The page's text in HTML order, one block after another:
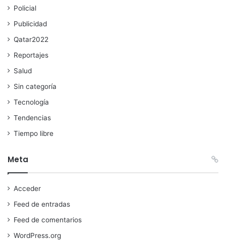
Policial
Publicidad
Qatar2022
Reportajes
Salud
Sin categoría
Tecnología
Tendencias
Tiempo libre
Meta
Acceder
Feed de entradas
Feed de comentarios
WordPress.org